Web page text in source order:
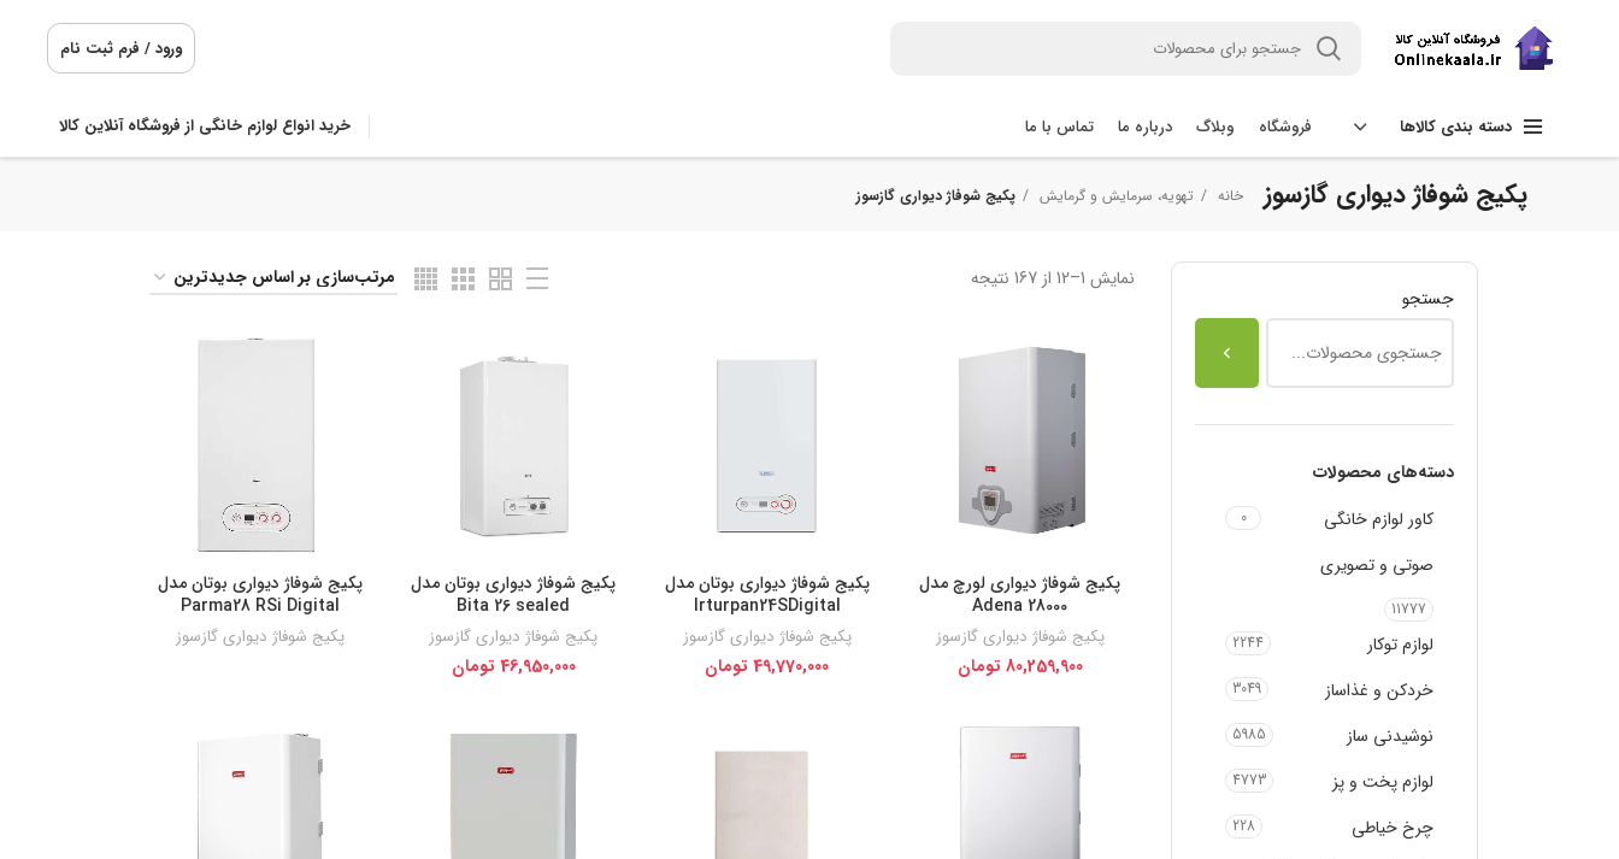
ورود / فرم ثبت نام
دسته بندی کالاها فروشگاه وبلاگ درباره ما تماس با ما خرید انواع لوازم خانگی از فروشگاه آنلاین کالا
پکیج شوفاژ دیواری گازسوز خانه تهویه، سرمایش و گرمایش پکیج شوفاژ دیواری گازسوز
جستجو
دسته‌های محصولات
کاور لوازم خانگی
0
صوتی و تصویری
11777
لوازم توکار 2244
خردکن و غذاساز 3049
نوشیدنی ساز 5985
لوازم پخت و پز 4773
چرخ خیاطی 228
نمایش 1–12 از 167 نتیجه
پکیج شوفاژ دیواری لورچ مدل
Adena 28000
پکیج شوفاژ دیواری گازسوز
80,259,900 تومان
پکیج شوفاژ دیواری بوتان مدل
Irturpan24SDigital
پکیج شوفاژ دیواری گازسوز
49,770,000 تومان
پکیج شوفاژ دیواری بوتان مدل
Bita 26 sealed
پکیج شوفاژ دیواری گازسوز
46,950,000 تومان
پکیج شوفاژ دیواری بوتان مدل
Parma28 RSi Digital
پکیج شوفاژ دیواری گازسوز